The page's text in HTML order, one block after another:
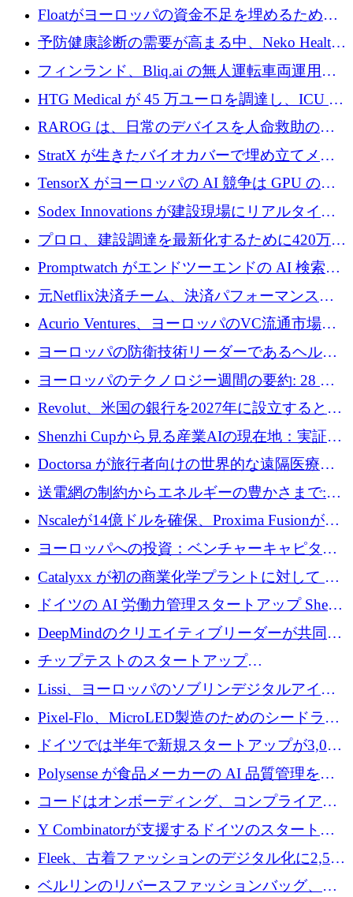
が世界をリードしようとしている
Floatがヨーロッパの資金不足を埋めるために
シリーズAで450万ユーロを調達
予防健康診断の需要が高まる中、Neko Health
が 7 億ドルを調達
フィンランド、Bliq.ai の無人運転車両運用を
認可
HTG Medical が 45 万ユーロを調達し、ICU の
尿モニタリングを自動化するための MDR 認
証を獲得
RAROG は、日常のデバイスを人命救助の救
助ビーコンに変えるために 16 万 2,000 ユーロ
StratX が生きたバイオカバーで埋め立てメタ
ン対策に 119 万ドルを調達
TensorX がヨーロッパの AI 競争は GPU の所
有者によって決まると考える理由
Sodex Innovations が建設現場にリアルタイム
のインテリジェンスをもたらすために 400 万
ユーロを確保
プロロ、建設調達を最新化するために420万ポ
ンドを調達
Promptwatch がエンドツーエンドの AI 検索最
適化プラットフォームを拡張するために 600
万ユーロを調達
元Netflix決済チーム、決済パフォーマンスプ
ラットフォームNopanのためにこれまでに720
万ユーロを調達
Acurio Ventures、ヨーロッパのVC流通市場の
流動性を解放するために1億1,500万ユーロの
ファンドを立ち上げる
ヨーロッパの防衛技術リーダーであるヘルシ
ングは、180億ドルの評価額で18億ドルのシリ
ヨーロッパのテクノロジー週間の要約: 28 億
ユーロを超える 70 以上のテクノロジー資金調
Revolut、米国の銀行を2027年に設立すると米
国の社長が語る
Shenzhi Cupから見る産業AIの現在地：実証と
産業実装への道筋
Doctorsa が旅行者向けの世界的な遠隔医療プ
ラットフォームを拡大するために 100 万ユー
ロを調達
送電網の制約からエネルギーの豊かさまで:
Envision の Gobi X がヨーロッパの AI の未来
Nscaleが14億ドルを確保、Proxima Fusionが4
億1,100万ユーロを獲得、Invest EuropeはVCの
ヨーロッパへの投資：ベンチャーキャピタル
が過去2番目に高い水準に到達
Catalyxx が初の商業化学プラントに対して EU
から 2,000 万ユーロ以上の支援を獲得
ドイツの AI 労働力管理スタートアップ Sherpa
がプレシードで 220 万ドルを調達
DeepMindのクリエイティブリーダーが共同設
立したAIライティングのスタートアップが
チップテストのスタートアップ
QuantumDiamondsが株式資金で1,500万ユーロ
を調達
Lissi、ヨーロッパのソブリンデジタルアイデ
ンティティの未来を推進するために350万ユー
ロを調達
Pixel-Flo、MicroLED製造のためのシードラウ
ンドで525万ポンドを獲得
ドイツでは半年で新規スタートアップが3,000
社という記録を目の当たりにし、涙を流すハ
ンブルク
Polysense が食品メーカーの AI 品質管理を拡
張するために 1,070 万ドルを調達
コードはオンボーディング、コンプライアン
ス、支払いを統合するために 640 万ポンドを
Y Combinatorが支援するドイツのスタートア
ップFintoが340万ドルを調達、シリコンバレ
ーではなくミュンヘンを選んだと語る
Fleek、古着ファッションのデジタル化に2,500
万ドルを確保
ベルリンのリバースファッションバッグ、繊